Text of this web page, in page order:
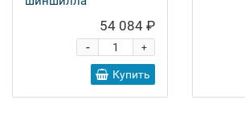
54 084 ₽
+
-
Купить